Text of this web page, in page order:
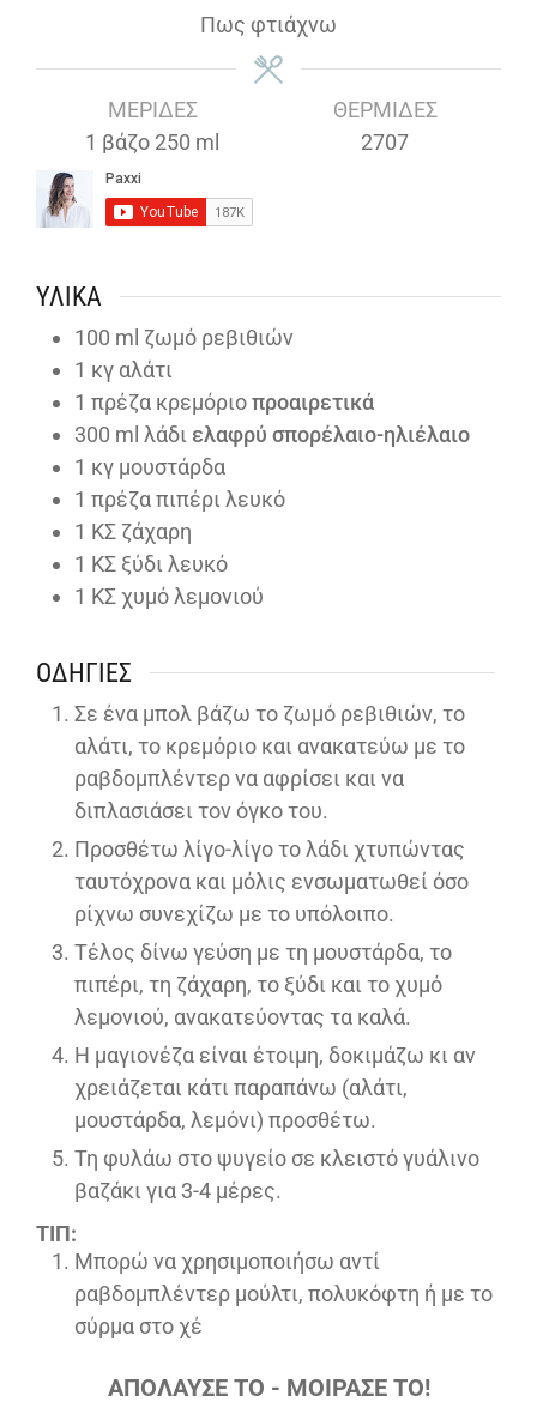
Πως φτιάχνω
ΜΕΡΊΔΕΣ
1 βάζο 250 ml
ΘΕΡΜΊΔΕΣ
2707
ΥΛΙΚΆ
100 ml ζωμό ρεβιθιών
1 κγ αλάτι
1 πρέζα κρεμόριοπροαιρετικά
300 ml λάδι ελαφρύ σπορέλαιο-ηλιέλαιο
1 κγ μουστάρδα
1 πρέζα πιπέρι λευκό
1 ΚΣ ζάχαρη
1 ΚΣ ξύδι λευκό
1 ΚΣ χυμό λεμονιού
ΟΔΗΓΊΕΣ
Σε ένα μπολ βάζω το ζωμό ρεβιθιών, το
αλάτι, το κρεμόριο και ανακατεύω με το
ραβδομπλέντερ να αφρίσει και να
διπλασιάσει τον όγκο του.
Προσθέτω λίγο-λίγο το λάδι χτυπώντας
ταυτόχρονα και μόλις ενσωματωθεί όσο
ρίχνω συνεχίζω με το υπόλοιπο.
Τέλος δίνω γεύση με τη μουστάρδα, το
πιπέρι, τη ζάχαρη, το ξύδι και το χυμό
λεμονιού, ανακατεύοντας τα καλά.
Η μαγιονέζα είναι έτοιμη, δοκιμάζω κι αν
χρειάζεται κάτι παραπάνω (αλάτι,
μουστάρδα, λεμόνι) προσθέτω.
Τη φυλάω στο ψυγείο σε κλειστό γυάλινο
βαζάκι για 3-4 μέρες.
ΤΙΠ:
Μπορώ να χρησιμοποιήσω αντί
ραβδομπλέντερ μούλτι, πολυκόφτη ή με το
σύρμα στο χέ
ΑΠΟΛΑΥΣΕ ΤΟ - ΜΟΙΡΑΣΕ ΤΟ!